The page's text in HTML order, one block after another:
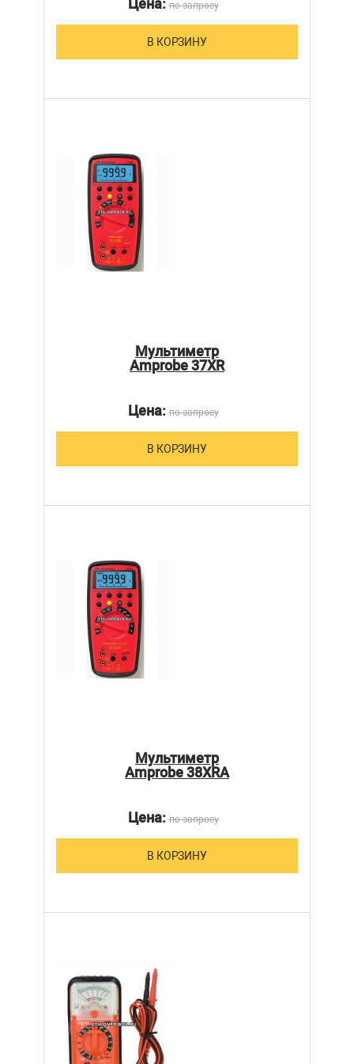
Цена:по запросу
В КОРЗИНУ
Мультиметр
Amprobe 37XR
Цена:по запросу
В КОРЗИНУ
Мультиметр
Amprobe 38XRА
Цена:по запросу
В КОРЗИНУ